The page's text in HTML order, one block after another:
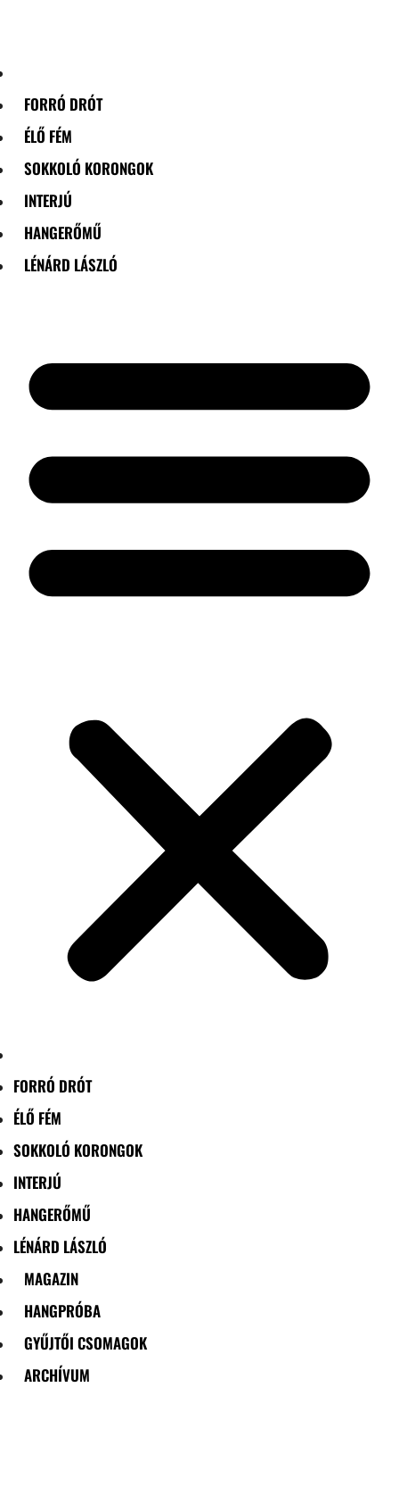
FORRÓ DRÓT
ÉLŐ FÉM
SOKKOLÓ KORONGOK
INTERJÚ
HANGERŐMŰ
LÉNÁRD LÁSZLÓ
FORRÓ DRÓT
ÉLŐ FÉM
SOKKOLÓ KORONGOK
INTERJÚ
HANGERŐMŰ
LÉNÁRD LÁSZLÓ
MAGAZIN
HANGPRÓBA
GYŰJTŐI CSOMAGOK
ARCHÍVUM